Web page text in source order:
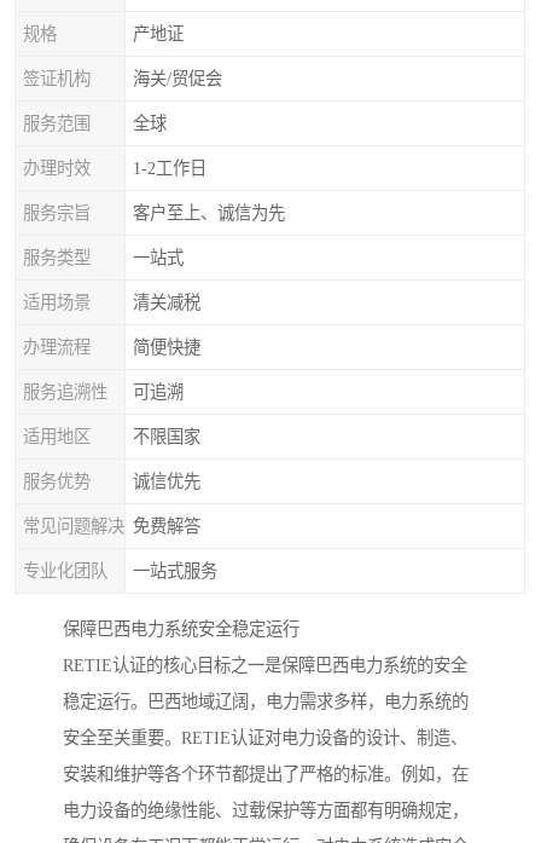
规格 产地证
签证机构 海关/贸促会
服务范围 全球
办理时效 1-2工作日
服务宗旨 客户至上、诚信为先
服务类型 一站式
适用场景 清关减税
办理流程 简便快捷
服务追溯性 可追溯
适用地区 不限国家
服务优势 诚信优先
常见问题解决 免费解答
专业化团队 一站式服务
保障巴西电力系统安全稳定运行
RETIE认证的核心目标之一是保障巴西电力系统的安全
稳定运行。巴西地域辽阔，电力需求多样，电力系统的
安全至关重要。RETIE认证对电力设备的设计、制造、
安装和维护等各个环节都提出了严格的标准。例如，在
电力设备的绝缘性能、过载保护等方面都有明确规定，